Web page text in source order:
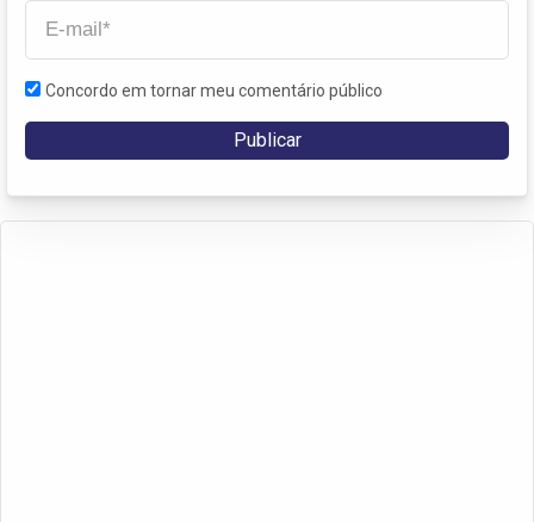
Concordo em tornar meu comentário público